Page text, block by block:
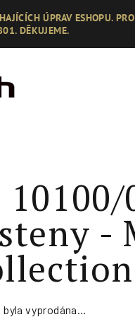
ÚPRAV ESHOPU.
DĚKUJEME.
-
byla vyprodána…